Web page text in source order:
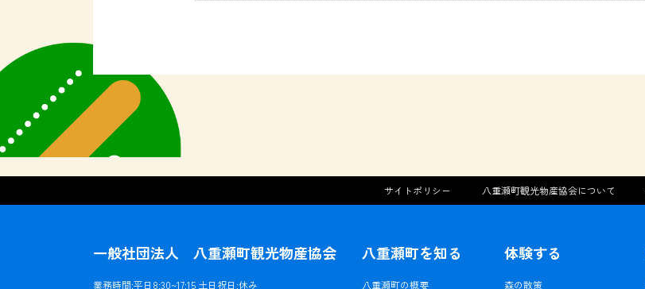
サイトポリシー 八重瀬町観光物産協会について
一般社団法人 八重瀬町観光物産協会
業務時間:平日8:30~17:15 土日祝日:休み
八重瀬町を知る
八重瀬町の概要
体験する
森の散策